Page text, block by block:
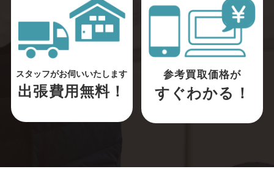
スタッフがお伺いいたします
出張費用無料！
参考買取価格が
すぐわかる！